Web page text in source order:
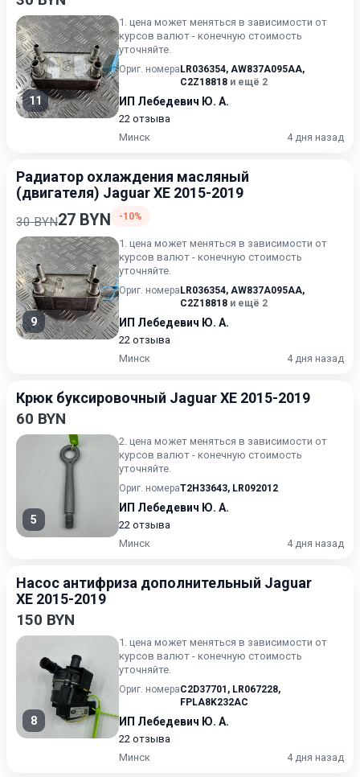
11
1. цена может меняться в зависимости от
курсов валют - конечную стоимость
уточняйте.
Ориг. номера LR036354, AW837A095AA,
C2Z18818 и ещё 2
ИП Лебедевич Ю. А.
22 отзыва
Минск
4 дня назад
Радиатор охлаждения масляный
(двигателя) Jaguar XE 2015-2019
30 BYN27 BYN -10%
9
1. цена может меняться в зависимости от
курсов валют - конечную стоимость
уточняйте.
Ориг. номера LR036354, AW837A095AA,
C2Z18818 и ещё 2
ИП Лебедевич Ю. А.
22 отзыва
Минск
4 дня назад
Крюк буксировочный Jaguar XE 2015-2019
60 BYN
5
2. цена может меняться в зависимости от
курсов валют - конечную стоимость
уточняйте.
Ориг. номераT2H33643, LR092012
ИП Лебедевич Ю. А.
22 отзыва
Минск
4 дня назад
Насос антифриза дополнительный Jaguar
XE 2015-2019
150 BYN
8
1. цена может меняться в зависимости от
курсов валют - конечную стоимость
уточняйте.
Ориг. номераC2D37701 , LR067228,
FPLA8K232AC
ИП Лебедевич Ю. А.
22 отзыва
Минск
4 дня назад